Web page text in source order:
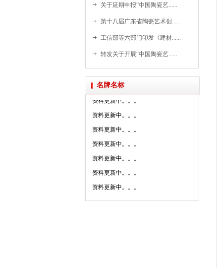
关于延期申报“中国陶瓷艺......
第十八届广东省陶瓷艺术创......
工信部等六部门印发《建材......
转发关于开展“中国陶瓷艺......
名牌名标
资料更新中。。。
资料更新中。。。
资料更新中。。。
资料更新中。。。
资料更新中。。。
资料更新中。。。